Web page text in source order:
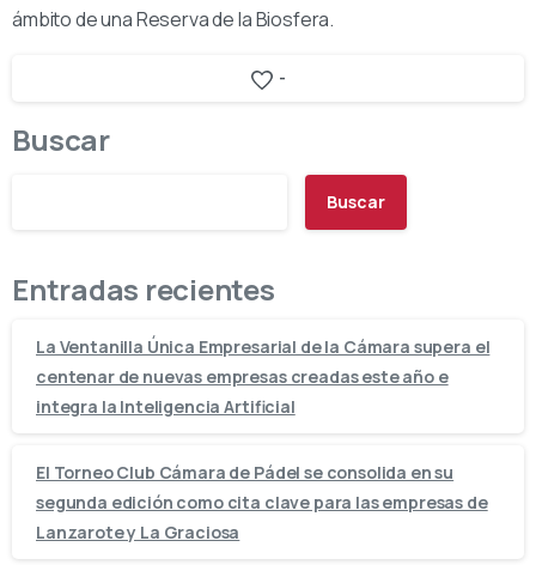
ámbito de una Reserva de la Biosfera.
-
Buscar
Buscar
Entradas recientes
La Ventanilla Única Empresarial de la Cámara supera el
centenar de nuevas empresas creadas este año e
integra la Inteligencia Artificial
El Torneo Club Cámara de Pádel se consolida en su
segunda edición como cita clave para las empresas de
Lanzarote y La Graciosa